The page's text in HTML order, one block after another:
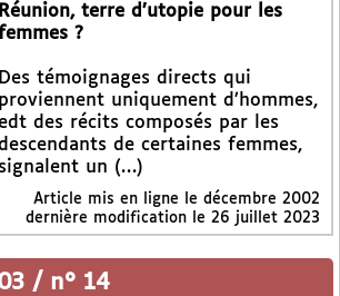
Réunion, terre d’utopie pour les
?
Des témoignages directs qui
proviennent uniquement d’hommes,
des récits composés par les
de certaines femmes,
signalent un (…)
Article mis en ligne le décembre 2002
dernière modification le 26 juillet 2023
/ n° 14